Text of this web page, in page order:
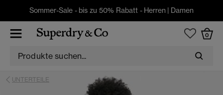
Sommer-Sale - bis zu 50% Rabatt - Herren | Damen
0
UNTERTEILE